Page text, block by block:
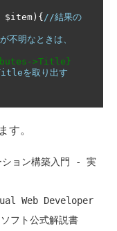
$item ){ //結果の
なときは、
>Title}
を取り出す
。
ション構築入門 - 実
Web Developer
フト公式解説書